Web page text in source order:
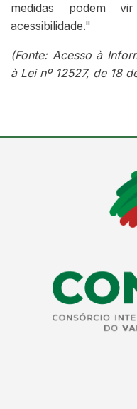
medidas podem
acessibilidade."
(Fonte: Acesso à
à Lei nº 12527, de 18